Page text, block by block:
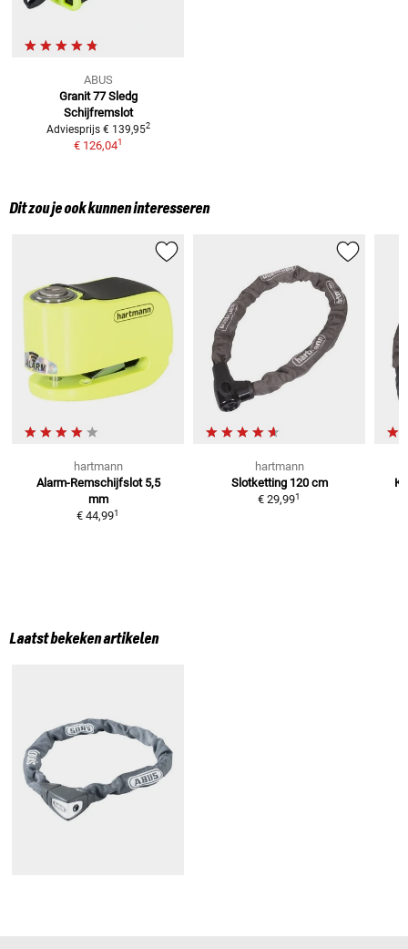
ABUS
Granit 77 Sledg
Schijfremslot
Adviesprijs € 139,952
€ 126,041
Dit zou je ook kunnen interesseren
hartmann
Alarm-Remschijfslot 5,5
mm
€ 44,991
hartmann
Slotketting 120 cm
€ 29,991
Laatst bekeken artikelen